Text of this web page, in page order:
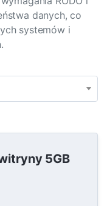
danych, co
systemów i
5GB